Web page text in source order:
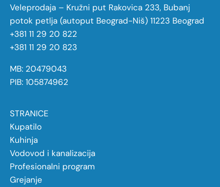
Veleprodaja – Kružni put Rakovica 233, Bubanj
potok petlja (autoput Beograd-Niš) 11223 Beograd
+381 11 29 20 822
+381 11 29 20 823
MB: 20479043
PIB: 105874962
STRANICE
Kupatilo
Kuhinja
Vodovod i kanalizacija
Profesionalni program
Grejanje